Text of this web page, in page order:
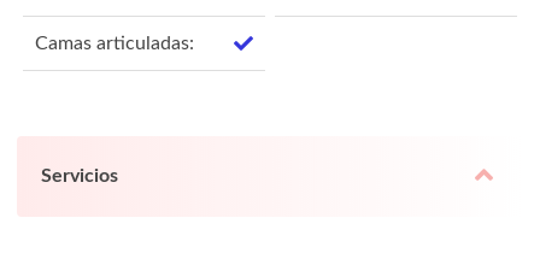
Camas articuladas:
Servicios